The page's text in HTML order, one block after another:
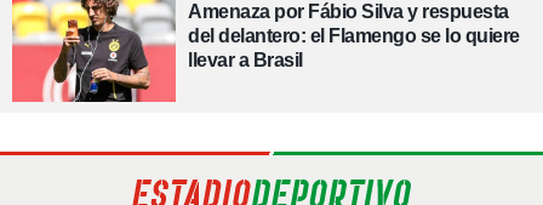
Amenaza por Fábio Silva y respuesta
del delantero: el Flamengo se lo quiere
llevar a Brasil